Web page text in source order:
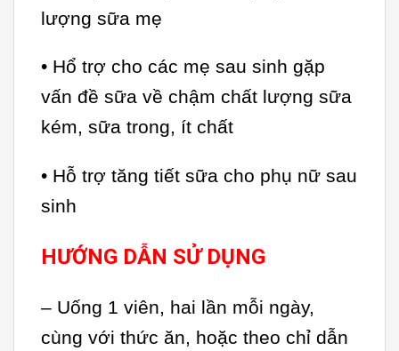
lượng sữa mẹ
• Hổ trợ cho các mẹ sau sinh gặp
vấn đề sữa về chậm chất lượng sữa
kém, sữa trong, ít chất
• Hỗ trợ tăng tiết sữa cho phụ nữ sau
sinh
HƯỚNG DẪN SỬ DỤNG
– Uống 1 viên, hai lần mỗi ngày,
cùng với thức ăn, hoặc theo chỉ dẫn